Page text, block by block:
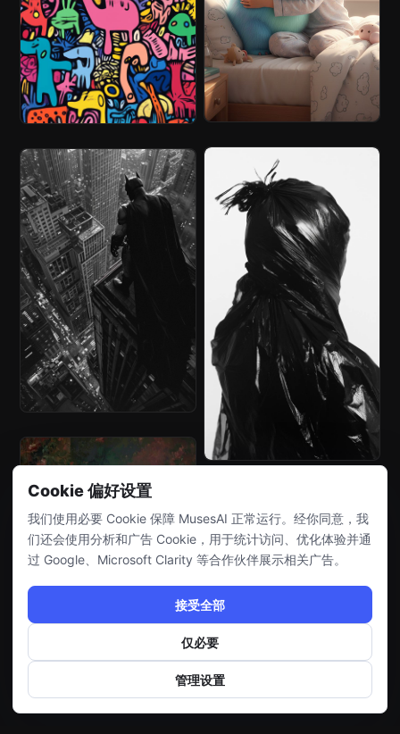
Cookie 偏好设置
我们使用必要 Cookie 保障 MusesAI 正常运行。经你同意，我
们还会使用分析和广告 Cookie，用于统计访问、优化体验并通
过 Google、Microsoft Clarity 等合作伙伴展示相关广告。
接受全部
仅必要
管理设置